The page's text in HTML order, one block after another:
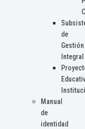
de
Gestión
Integral
Manual
de
identidad